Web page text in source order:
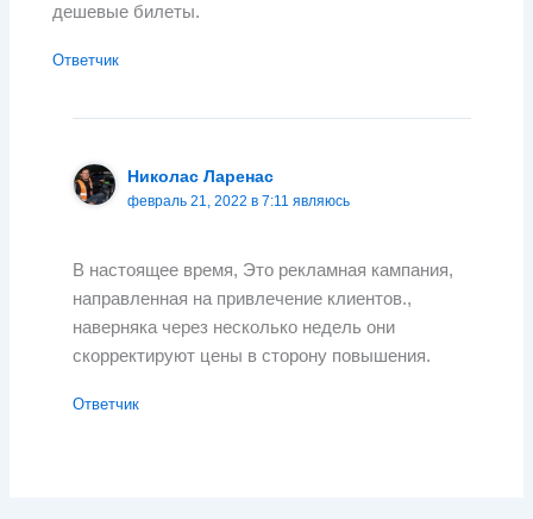
дешевые билеты.
Ответчик
Николас Ларенас
февраль 21, 2022 в 7:11 являюсь
В настоящее время, Это рекламная кампания,
направленная на привлечение клиентов.,
наверняка через несколько недель они
скорректируют цены в сторону повышения.
Ответчик